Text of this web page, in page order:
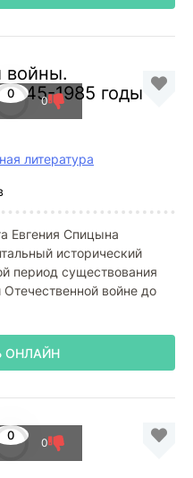
войны.
1985 годы
0
0
литература
Евгения Спицына
исторический
период существования
войне до
ОНЛАЙН
0
0